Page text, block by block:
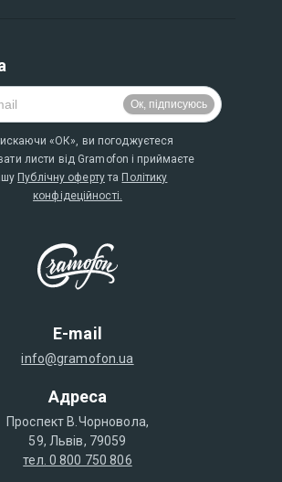
E-mail
info@gramofon.ua
Адреса
Проспект В.Чорновола,
59, Львів, 79059
тел. 0 800 750 806
«ОК», ви погоджуєтеся
листи від Gramofon і приймаєте
Публічну офертута Політику
конфідеційності.